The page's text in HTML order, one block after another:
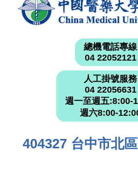
總機電話專線
04 22052121
人工掛號服務
04 22056631
週一至週五:8:00-
週六8:00-
404327 台中市北